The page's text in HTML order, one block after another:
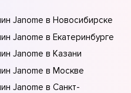
Janome в Новосибирске
Janome в Екатеринбурге
Janome в Казани
Janome в Москве
Janome в Санкт-